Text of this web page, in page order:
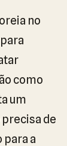
no
como
um
de
a